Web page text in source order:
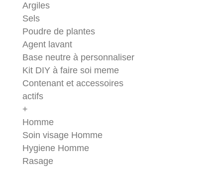
Argiles
Sels
Poudre de plantes
Agent lavant
Base neutre à personnaliser
Kit DIY à faire soi meme
Contenant et accessoires
actifs
+
Homme
Soin visage Homme
Hygiene Homme
Rasage